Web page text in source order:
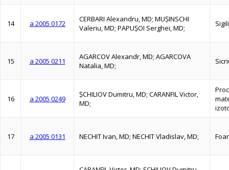
14 a 2005 0172
CERBARI Alexandru, MD; MUŞINSCHI
Valeriu, MD; PAPUŞOI Serghei, MD;
15 a 2005 0211
AGARCOV Alexandr, MD; AGARCOVA
Natalia, MD;
16 a 2005 0249
ŞCHILIOV Dumitru, MD; CARANFIL Victor,
MD;
17 a 2005 0131 NECHIT Ivan, MD; NECHIT Vladislav, MD;